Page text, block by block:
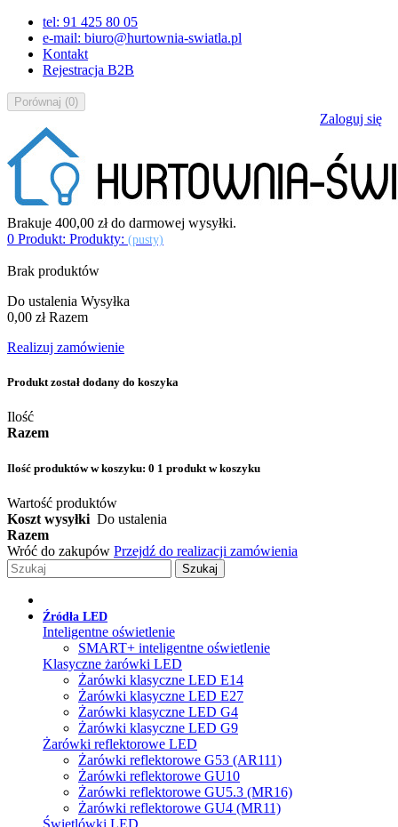
tel: 91 425 80 05
e-mail: biuro@hurtownia-swiatla.pl
Kontakt
Rejestracja B2B
Porównaj (0)
Zaloguj się
Brakuje 400,00 złdo darmowej wysyłki.
0 Produkt: Produkty: (pusty)
Brak produktów
Do ustalenia Wysyłka
0,00 zł Razem
Realizuj zamówienie
Produkt został dodany do koszyka
Ilość
Razem
Ilość produktów w koszyku: 0 1 produkt w koszyku
Wartość produktów
Koszt wysyłki Do ustalenia
Razem
Wróć do zakupów Przejdź do realizacji zamówienia
Szukaj
Źródła LED
Inteligentne oświetlenie
SMART+ inteligentne oświetlenie
Klasyczne żarówki LED
Żarówki klasyczne LED E14
Żarówki klasyczne LED E27
Żarówki klasyczne LED G4
Żarówki klasyczne LED G9
Żarówki reflektorowe LED
Żarówki reflektorowe G53 (AR111)
Żarówki reflektorowe GU10
Żarówki reflektorowe GU5.3 (MR16)
Żarówki reflektorowe GU4 (MR11)
Świetlówki LED